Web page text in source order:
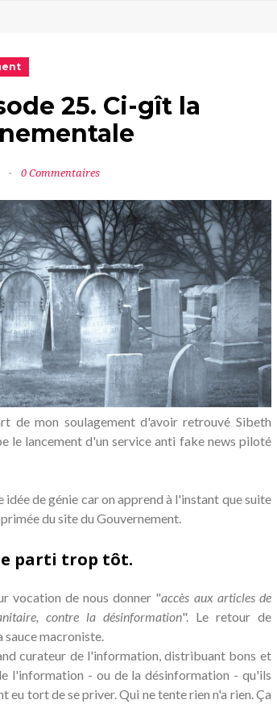
25. Ci-gît la
0 Commentaires
de mon soulagement d'avoir retrouvé Sibeth
le lancement d'un service anti fake news piloté
de génie car on apprend à l'instant que suite
du site du Gouvernement.
parti trop tôt.
vocation de nous donner "accès aux articles de
contre la désinformation". Le retour de
sauce macroniste.
curateur de l'information, distribuant bons et
l'information - ou de la désinformation - qu'ils
tort de se priver. Qui ne tente rien n'a rien. Ça